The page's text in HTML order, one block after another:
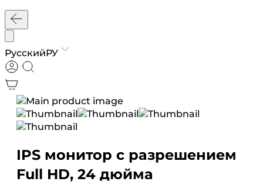
РусскийРУ
IPS монитор с разрешением
Full HD, 24 дюйма